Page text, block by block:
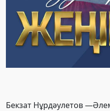
Бекзат Нұрдәулетов